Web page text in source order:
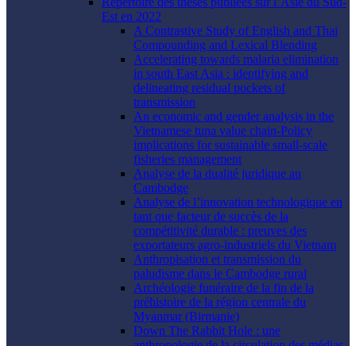
Est en 2022
A Contrastive Study of English and Thai
Compounding and Lexical Blending
Accelerating towards malaria elimination
in south East Asia : identifying and
delineating residual pockets of
transmission
An economic and gender analysis in the
Vietnamese tuna value chain-Policy
implications for sustainable small-scale
fisheries management
Analyse de la dualité juridique au
Cambodge
Analyse de l’innovation technologique en
tant que facteur de succès de la
compétitivité durable : preuves des
exportateurs agro-industriels du Vietnam
Anthropisation et transmission du
paludisme dans le Cambodge rural
Archéologie funéraire de la fin de la
préhistoire de la région centrale du
Myanmar (Birmanie)
Down The Rabbit Hole : une